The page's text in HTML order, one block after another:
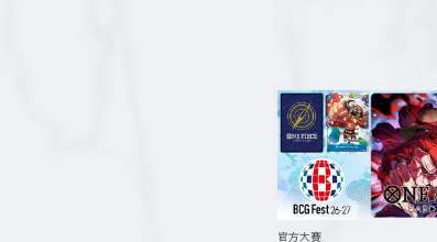
官方大賽